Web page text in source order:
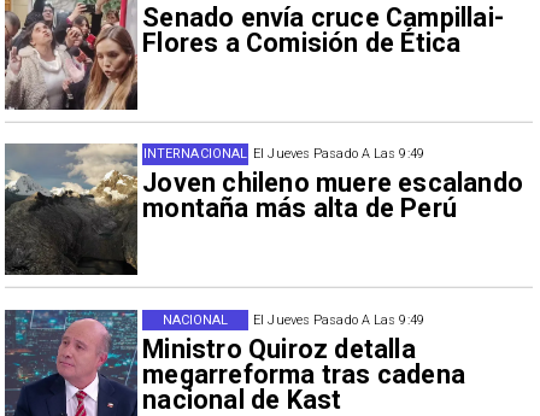
Senado envía cruce Campillai-
Flores a Comisión de Ética
El Jueves Pasado A Las 9:49
Joven chileno muere escalando
montaña más alta de Perú
INTERNACIONAL
El Jueves Pasado A Las 9:49
Ministro Quiroz detalla
megarreforma tras cadena
nacional de Kast
NACIONAL